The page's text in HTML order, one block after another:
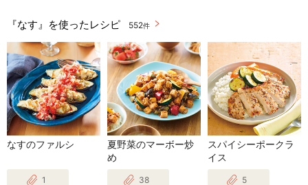
『なす』を使ったレシピ 552件
なすのファルシ
1
夏野菜のマーボー炒
め
38
スパイシーポークラ
イス
5